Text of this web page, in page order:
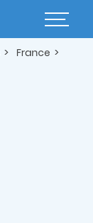
Basculer
France